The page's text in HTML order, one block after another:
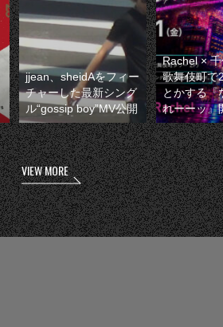
jjean、sheidAをフィー
チャーした最新シング
ル“gossip boy”MV公開
Rachel ×
歌舞伎町で
とかする『
れーーッ』
VIEW MORE